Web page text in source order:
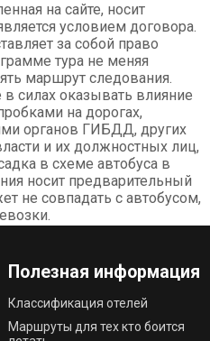
на сайте, носит
условием договора.
за собой право
тура не меняя
маршрут следования.
в силах оказывать влияние
на дорогах,
органов ГИБДД, других
и их должностных лиц,
в схеме автобуса в
носит предварительный
не совпадать с автобусом,
Полезная информация
Классификация отелей
Маршруты для тех кто боится